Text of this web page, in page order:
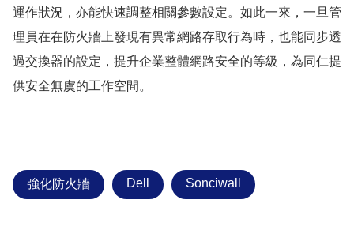
運作狀況，亦能快速調整相關參數設定。如此一來，一旦管
理員在在防火牆上發現有異常網路存取行為時，也能同步透
過交換器的設定，提升企業整體網路安全的等級，為同仁提
供安全無虞的工作空間。
強化防火牆 Dell Sonciwall